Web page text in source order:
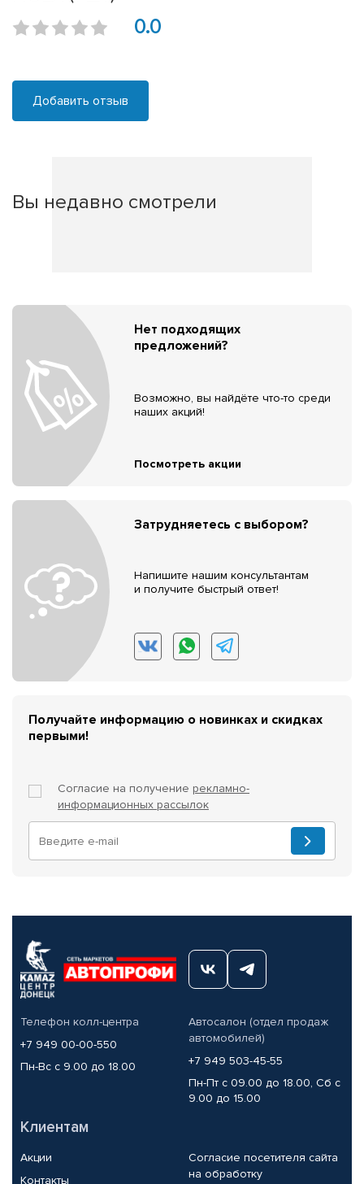
0.0
Добавить отзыв
Вы недавно смотрели
Нет подходящих
предложений?
Возможно, вы найдёте что-то среди
наших акций!
Посмотреть акции
Затрудняетесь с выбором?
Напишите нашим консультантам
и получите быстрый ответ!
Получайте информацию о новинках и скидках
первыми!
Согласие на получение рекламно-
информационных рассылок
Телефон колл-центра
+7 949 00-00-550
Пн-Вс с 9.00 до 18.00
Автосалон (отдел продаж
автомобилей)
+7 949 503-45-55
Пн-Пт с 09.00 до 18.00, Сб с
9.00 до 15.00
Клиентам
Акции
Контакты
Согласие посетителя сайта
на обработку